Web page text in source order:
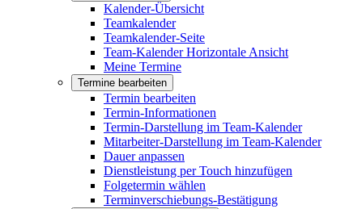
Kalender-Übersicht
Teamkalender
Teamkalender-Seite
Team-Kalender Horizontale Ansicht
Meine Termine
Termine bearbeiten
Termin bearbeiten
Termin-Informationen
Termin-Darstellung im Team-Kalender
Mitarbeiter-Darstellung im Team-Kalender
Dauer anpassen
Dienstleistung per Touch hinzufügen
Folgetermin wählen
Terminverschiebungs-Bestätigung